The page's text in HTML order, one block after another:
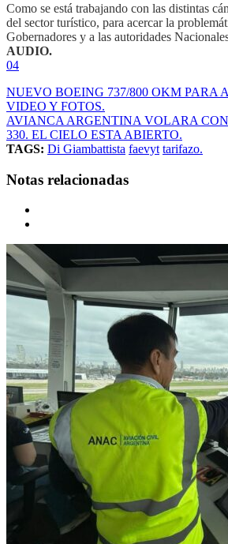
Como se está trabajando con las distintas
del sector turístico, para acercar la
Gobernadores y a las autoridades
AUDIO.
04
NUEVO BOEING 737/800 OKM PARA
VIDEO Y FOTOS.
AVIANCA ARGENTINA VOLARA
330. EL CIELO ESTA ABIERTO.
TAGS: Di Giambattista faevyt tarifazo.
Notas relacionadas